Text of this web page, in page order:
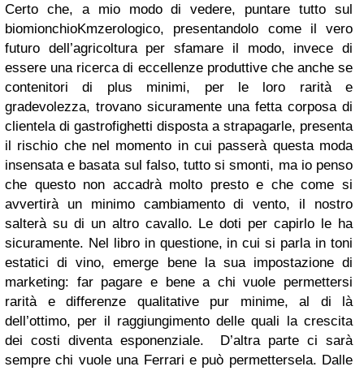
Certo che, a mio modo di vedere, puntare tutto sul
biomionchioKmzerologico, presentandolo come il vero
futuro dell’agricoltura per sfamare il modo, invece di
essere una ricerca di eccellenze produttive che anche se
contenitori di plus minimi, per le loro rarità e
gradevolezza, trovano sicuramente una fetta corposa di
clientela di gastrofighetti disposta a strapagarle, presenta
il rischio che nel momento in cui passerà questa moda
insensata e basata sul falso, tutto si smonti, ma io penso
che questo non accadrà molto presto e che come si
avvertirà un minimo cambiamento di vento, il nostro
salterà su di un altro cavallo. Le doti per capirlo le ha
sicuramente. Nel libro in questione, in cui si parla in toni
estatici di vino, emerge bene la sua impostazione di
marketing: far pagare e bene a chi vuole permettersi
rarità e differenze qualitative pur minime, al di là
dell’ottimo, per il raggiungimento delle quali la crescita
dei costi diventa esponenziale. D’altra parte ci sarà
sempre chi vuole una Ferrari e può permettersela. Dalle